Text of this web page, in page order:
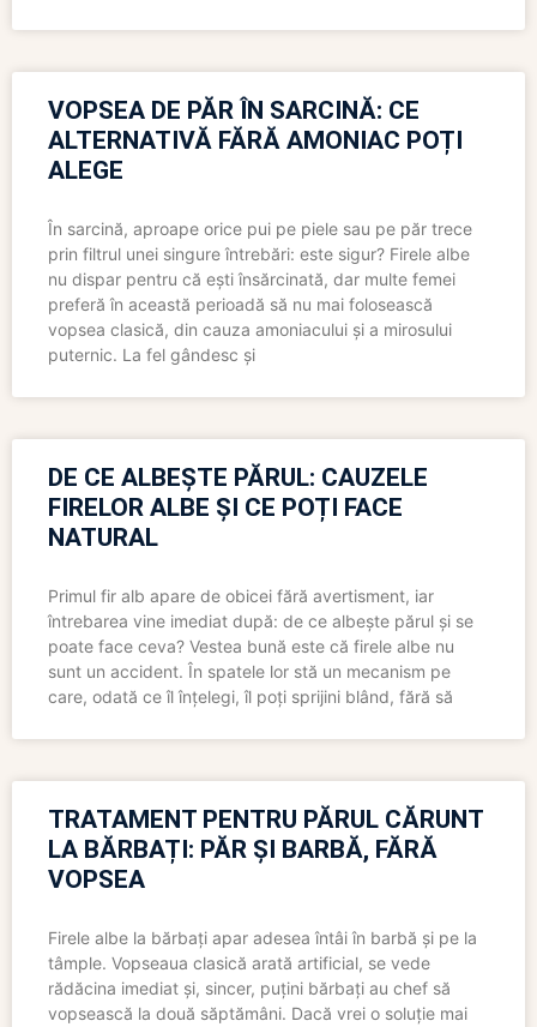
VOPSEA DE PĂR ÎN SARCINĂ: CE
ALTERNATIVĂ FĂRĂ AMONIAC POȚI
ALEGE
În sarcină, aproape orice pui pe piele sau pe păr trece
prin filtrul unei singure întrebări: este sigur? Firele albe
nu dispar pentru că ești însărcinată, dar multe femei
preferă în această perioadă să nu mai folosească
vopsea clasică, din cauza amoniacului și a mirosului
puternic. La fel gândesc și
DE CE ALBEȘTE PĂRUL: CAUZELE
FIRELOR ALBE ȘI CE POȚI FACE
NATURAL
Primul fir alb apare de obicei fără avertisment, iar
întrebarea vine imediat după: de ce albește părul și se
poate face ceva? Vestea bună este că firele albe nu
sunt un accident. În spatele lor stă un mecanism pe
care, odată ce îl înțelegi, îl poți sprijini blând, fără să
TRATAMENT PENTRU PĂRUL CĂRUNT
LA BĂRBAȚI: PĂR ȘI BARBĂ, FĂRĂ
VOPSEA
Firele albe la bărbați apar adesea întâi în barbă și pe la
tâmple. Vopseaua clasică arată artificial, se vede
rădăcina imediat și, sincer, puțini bărbați au chef să
vopsească la două săptămâni. Dacă vrei o soluție mai